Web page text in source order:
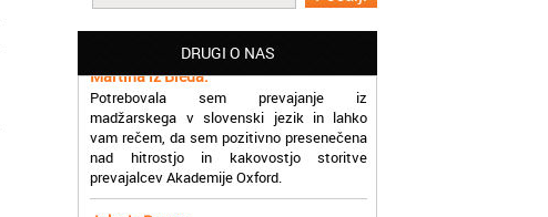
DRUGI O NAS
Potrebovala sem prevajanje iz
madžarskega v slovenski jezik in lahko
vam rečem, da sem pozitivno presenečena
nad hitrostjo in kakovostjo storitve
prevajalcev Akademije Oxford.
Jaka iz Bovca: